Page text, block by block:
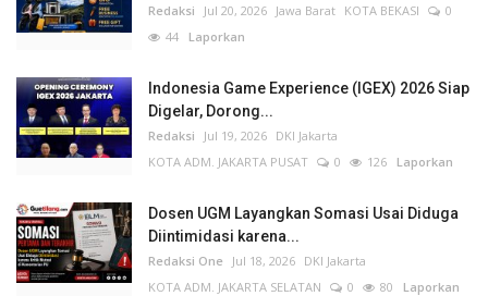
Redaksi Jul 20, 2026 Jawa Barat KOTA BEKASI
0
44 Laporkan
Indonesia Game Experience (IGEX) 2026 Siap
Digelar, Dorong...
Redaksi Jul 19, 2026 DKI Jakarta
KOTA ADM. JAKARTA PUSAT
0 126 Laporkan
Dosen UGM Layangkan Somasi Usai Diduga
Diintimidasi karena...
Redaksi One Jul 18, 2026 DKI Jakarta
KOTA ADM. JAKARTA SELATAN
0 80 Laporkan